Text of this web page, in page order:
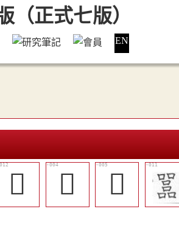
EN
󰲡 𡁬 𡂨